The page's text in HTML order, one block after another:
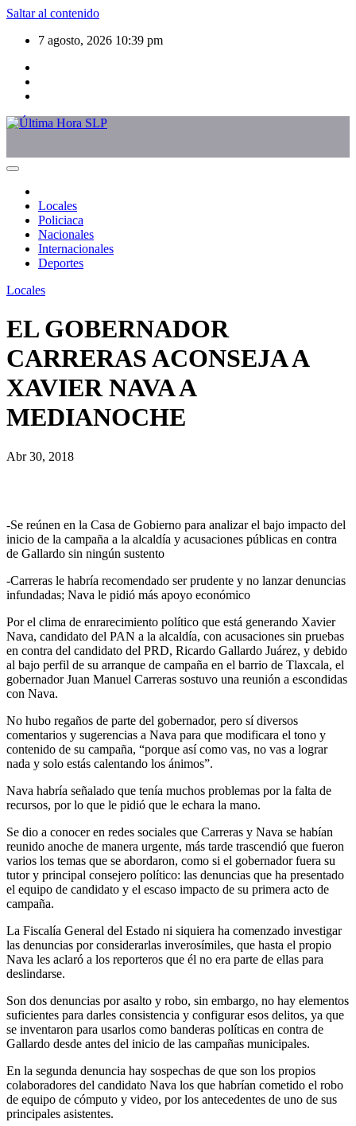
Saltar al contenido
7 agosto, 2026 10:39 pm
Locales
Policiaca
Nacionales
Internacionales
Deportes
Locales
EL GOBERNADOR
CARRERAS ACONSEJA A
XAVIER NAVA A
MEDIANOCHE
Abr 30, 2018
-Se reúnen en la Casa de Gobierno para analizar el bajo impacto del
inicio de la campaña a la alcaldía y acusaciones públicas en contra
de Gallardo sin ningún sustento
-Carreras le habría recomendado ser prudente y no lanzar denuncias
infundadas; Nava le pidió más apoyo económico
Por el clima de enrarecimiento político que está generando Xavier
Nava, candidato del PAN a la alcaldía, con acusaciones sin pruebas
en contra del candidato del PRD, Ricardo Gallardo Juárez, y debido
al bajo perfil de su arranque de campaña en el barrio de Tlaxcala, el
gobernador Juan Manuel Carreras sostuvo una reunión a escondidas
con Nava.
No hubo regaños de parte del gobernador, pero sí diversos
comentarios y sugerencias a Nava para que modificara el tono y
contenido de su campaña, “porque así como vas, no vas a lograr
nada y solo estás calentando los ánimos”.
Nava habría señalado que tenía muchos problemas por la falta de
recursos, por lo que le pidió que le echara la mano.
Se dio a conocer en redes sociales que Carreras y Nava se habían
reunido anoche de manera urgente, más tarde trascendió que fueron
varios los temas que se abordaron, como si el gobernador fuera su
tutor y principal consejero político: las denuncias que ha presentado
el equipo de candidato y el escaso impacto de su primera acto de
campaña.
La Fiscalía General del Estado ni siquiera ha comenzado investigar
las denuncias por considerarlas inverosímiles, que hasta el propio
Nava les aclaró a los reporteros que él no era parte de ellas para
deslindarse.
Son dos denuncias por asalto y robo, sin embargo, no hay elementos
suficientes para darles consistencia y configurar esos delitos, ya que
se inventaron para usarlos como banderas políticas en contra de
Gallardo desde antes del inicio de las campañas municipales.
En la segunda denuncia hay sospechas de que son los propios
colaboradores del candidato Nava los que habrían cometido el robo
de equipo de cómputo y video, por los antecedentes de uno de sus
principales asistentes.